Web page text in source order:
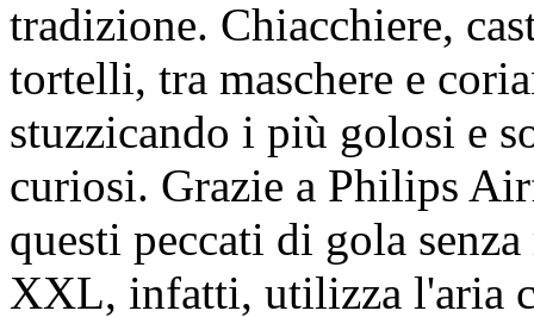
tradizione. Chiacchiere,
tortelli, tra maschere e
stuzzicando i più golosi e
curiosi. Grazie a Philips
questi peccati di gola
XXL, infatti, utilizza l'aria